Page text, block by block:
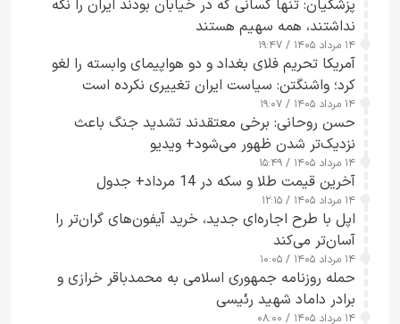
پزشکیان: تنها کسانی که در خیابان بودند ایران را نگه
نداشتند، همه سهیم هستند
۱۴ مرداد ۱۴۰۵ / ۱۹:۴۷
آمریکا تحریم فلای بغداد و دو هواپیمای وابسته را لغو
کرد؛ واشنگتن: سیاست ایران تغییری نکرده است
۱۴ مرداد ۱۴۰۵ / ۱۹:۰۷
حسن روحانی: برخی معتقدند تشدید جنگ باعث
نزدیک‌تر شدن ظهور می‌شود+ ویدیو
۱۴ مرداد ۱۴۰۵ / ۱۵:۴۹
آخرین قیمت طلا و سکه در 14 مرداد+ جدول
۱۴ مرداد ۱۴۰۵ / ۱۲:۱۵
اپل با طرح اجاره‌ای جدید، خرید آیفون‌های گران‌تر را
آسان‌تر می‌کند
۱۴ مرداد ۱۴۰۵ / ۱۰:۰۵
حمله روزنامه جمهوری اسلامی به محمدباقر خرازی و
برادر داماد شهید رئیسی
۱۴ مرداد ۱۴۰۵ / ۰۸:۰۰